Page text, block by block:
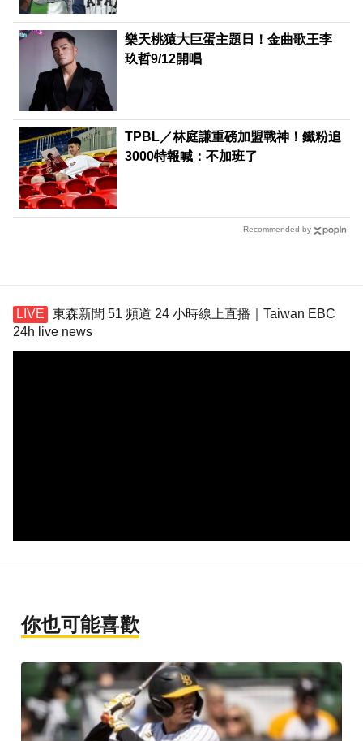
樂天桃猿大巨蛋主題日！金曲歌王李
玖哲9/12開唱
TPBL／林庭謙重磅加盟戰神！鐵粉追
3000特報喊：不加班了
Recommended by
東森新聞 51 頻道 24 小時線上直播｜Taiwan EBC
24h live news
你也可能喜歡